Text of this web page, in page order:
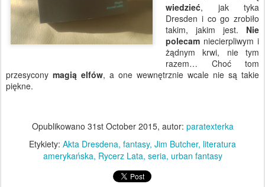
wiedzieć, jak tyka
Dresden i co go zrobiło
takim, jakim jest. Nie
polecam niecierpliwym i
żądnym krwi, nie tym
razem… Choć tom
przesycony magią elfów, a one wewnętrznie wcale nie są takie
piękne.
Opublikowano 31st October 2015, autor: paratexterka
Etykiety: Akta Dresdena fantasy Jim Butcher literatura
amerykańska Rycerz Lata seria urban fantasy